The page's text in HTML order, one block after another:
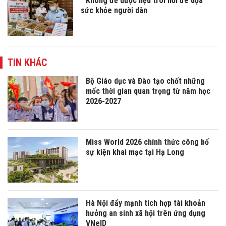
sức khỏe người dân
TIN KHÁC
Bộ Giáo dục và Đào tạo chốt những
mốc thời gian quan trọng từ năm học
2026-2027
Miss World 2026 chính thức công bố
sự kiện khai mạc tại Hạ Long
Hà Nội đẩy mạnh tích hợp tài khoản
hưởng an sinh xã hội trên ứng dụng
VNeID